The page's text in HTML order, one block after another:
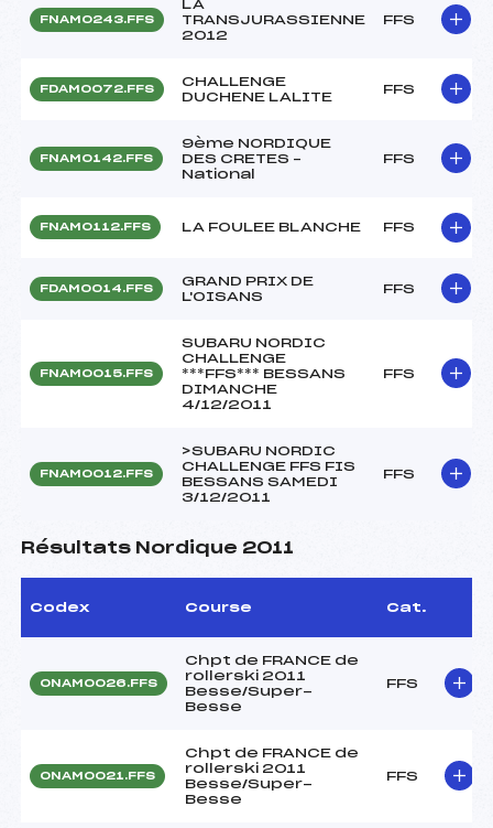
FNAM0243.FFS
LA
TRANSJURASSIENNE
2012
FFS
FDAM0072.FFS
CHALLENGE
DUCHENE LALITE
FFS
FNAM0142.FFS
9ème NORDIQUE
DES CRETES –
National
FFS
FNAM0112.FFS LA FOULEE BLANCHE FFS
FDAM0014.FFS
GRAND PRIX DE
L'OISANS
FFS
FNAM0015.FFS
SUBARU NORDIC
CHALLENGE
***FFS*** BESSANS
DIMANCHE
4/12/2011
FFS
FNAM0012.FFS
>SUBARU NORDIC
CHALLENGE FFS FIS
BESSANS SAMEDI
3/12/2011
FFS
Résultats Nordique 2011
Codex Course Cat.
ONAM0026.FFS
Chpt de FRANCE de
rollerski 2011
Besse/Super-
Besse
FFS
ONAM0021.FFS
Chpt de FRANCE de
rollerski 2011
Besse/Super-
Besse
FFS